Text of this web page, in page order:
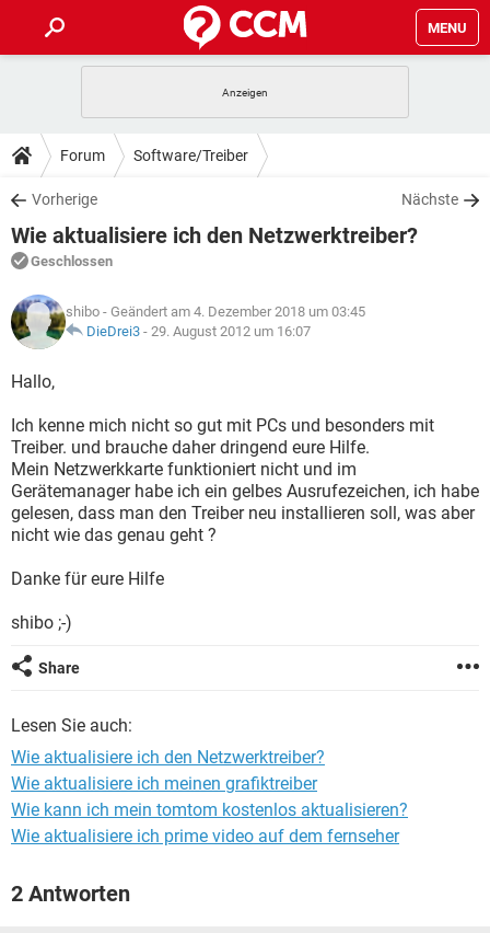
MENU
ANDROID IOS
WINDOWS 10
WHATSAPP TIKTOK
FACEBOOK
TIPPS & TRICKS
SPIELE
WINDOWS 10
WHATSAPP
FACEBOOK HARDWARE
DOWNLOADS
SPIELE STREAMING
ANDROID
WINDOWS 10 INSTAGRAM
WHATSAPP
FACEBOOK
FORUM
SPIELE
ANDROID IOS
FACEBOOK HARDWARE
LEXIKON
SPIELE
ANDROID
WINDOWS 10 INSTAGRAM
WHATSAPP TIKTOK
FACEBOOK HARDWARE
Forum Software/Treiber
Vorherige Nächste
Wie aktualisiere ich den Netzwerktreiber?
Geschlossen
shibo - Geändert am 4. Dezember 2018 um 03:45
DieDrei3 - 29. August 2012 um 16:07
Hallo,
Ich kenne mich nicht so gut mit PCs und besonders mit
Treiber. und brauche daher dringend eure Hilfe.
Mein Netzwerkkarte funktioniert nicht und im
Gerätemanager habe ich ein gelbes Ausrufezeichen, ich habe
gelesen, dass man den Treiber neu installieren soll, was aber
nicht wie das genau geht ?
Danke für eure Hilfe
shibo ;-)
Share
Lesen Sie auch:
Wie aktualisiere ich den Netzwerktreiber?
Wie aktualisiere ich meinen grafiktreiber
Wie kann ich mein tomtom kostenlos aktualisieren?
Wie aktualisiere ich prime video auf dem fernseher
2 Antworten